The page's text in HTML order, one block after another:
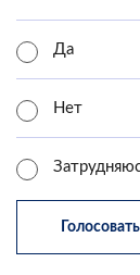
Да
Нет